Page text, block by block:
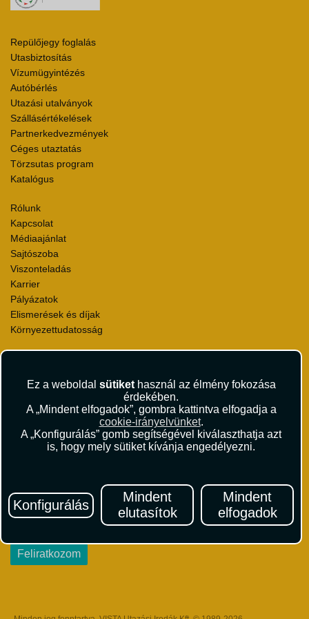
Ez a weboldal sütikethasznál az élmény fokozása
érdekében.
A „Mindent elfogadok”, gombra kattintva elfogadja a
cookie-irányelvünket.
A „Konfigurálás” gomb segítségével kiválaszthatja azt
is, hogy mely sütiket kívánja engedélyezni.
Konfigurálás
Mindent
elutasítok
Mindent
elfogadok
Repülőjegy foglalás
Utasbiztosítás
Vízumügyintézés
Autóbérlés
Utazási utalványok
Szállásértékelések
Partnerkedvezmények
Céges utaztatás
Törzsutas program
Katalógus
Rólunk
Kapcsolat
Médiaajánlat
Sajtószoba
Viszonteladás
Karrier
Pályázatok
Elismerések és díjak
Környezettudatosság
Utasbiztosítás Szerződési Feltételek
Repülőjegy Szerződési Feltételek
Impresszum
Iratkozzon fel Magyarország egyik legszínesebb utazási
hírlevelére! Értesüljön időben a legfrissebb utazási akciókról és
Feliratkozom